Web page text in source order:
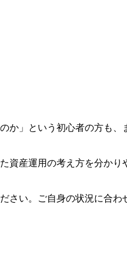
」という初心者の方も
産運用の考え方を分か
い。ご自身の状況に合